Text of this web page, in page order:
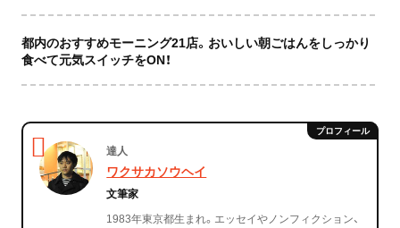
都内のおすすめモーニング21店。おいしい朝ごはんをしっかり
食べて元気スイッチをON！
達人
ワクサカソウヘイ
文筆家
1983年東京都生まれ。エッセイやノンフィクション、